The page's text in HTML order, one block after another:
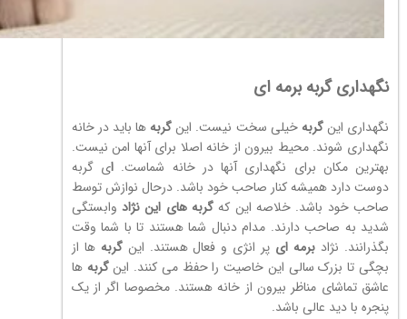
نگهداری گربه برمه ای
نگهداری اینگربه خیلی سخت نیست. اینگربه ها باید در خانه
نگهداری شوند. محیط بیرون از خانه اصلا برای آنها امن نیست.
بهترین مکان برای نگهداری آنها در خانه شماست. ای گربه
دوست دارد همیشه کنار صاحب خود باشد. درحال نوازش توسط
صاحب خود باشد. خلاصه این که گربه های این نژادوابستگی
شدید به صاحب دارند. مدام دنبال شما هستند تا با شما وقت
بگذرانند. نژاد برمه ای پر انژی و فعال هستند. اینگربه ها از
بچگی تا بزرک سالی این خاصیت را حفظ می کنند. اینگربه ها
عاشق تماشای مناظر بیرون از خانه هستند. مخصوصا اگر از یک
پنجره با دید عالی باشد.